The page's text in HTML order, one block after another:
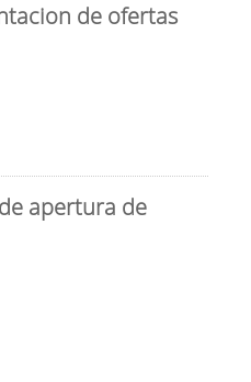
de ofertas
apertura de